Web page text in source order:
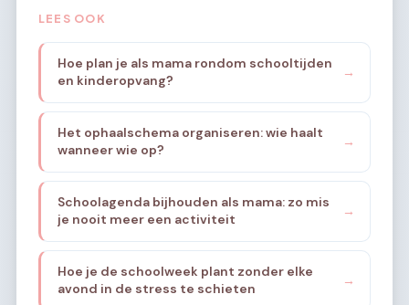
LEES OOK
Hoe plan je als mama rondom schooltijden
en kinderopvang?
→
Het ophaalschema organiseren: wie haalt
wanneer wie op?
→
Schoolagenda bijhouden als mama: zo mis
je nooit meer een activiteit
→
Hoe je de schoolweek plant zonder elke
avond in de stress te schieten
→